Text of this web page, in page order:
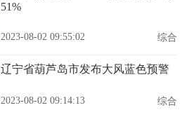
51%
2023-08-02 09:55:02 综合
辽宁省葫芦岛市发布大风蓝色预警
2023-08-02 09:14:13 综合